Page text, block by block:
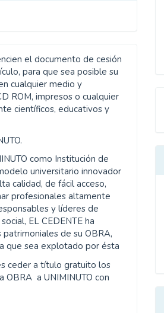
el documento de cesión
para que sea posible su
cualquier medio y
ROM, impresos o cualquier
científicos, educativos y
como Institución de
universitario innovador
calidad, de fácil acceso,
profesionales altamente
y líderes de
EL CEDENTE ha
de su OBRA,
que sea explotado por ésta
ceder a título gratuito los
OBRA a UNIMINUTO con